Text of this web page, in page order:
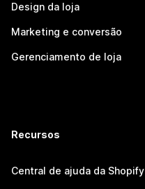
Design da loja
Marketing e conversão
Gerenciamento de loja
Recursos
Central de ajuda da Shopify